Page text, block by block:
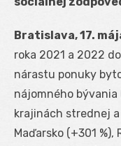
Bratislava, 17.
roka 2021 a 2022
nárastu ponuky
nájomného
krajinách strednej
Maďarsko (+301 %),